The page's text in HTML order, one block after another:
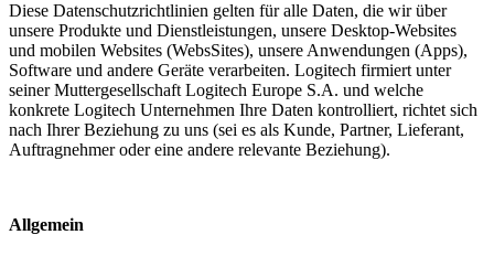
Diese Datenschutzrichtlinien gelten für alle Daten, die wir über
unsere Produkte und Dienstleistungen, unsere Desktop-Websites
und mobilen Websites (WebsSites), unsere Anwendungen (Apps),
Software und andere Geräte verarbeiten. Logitech firmiert unter
seiner Muttergesellschaft Logitech Europe S.A. und welche
konkrete Logitech Unternehmen Ihre Daten kontrolliert, richtet sich
nach Ihrer Beziehung zu uns (sei es als Kunde, Partner, Lieferant,
Auftragnehmer oder eine andere relevante Beziehung).
Allgemein